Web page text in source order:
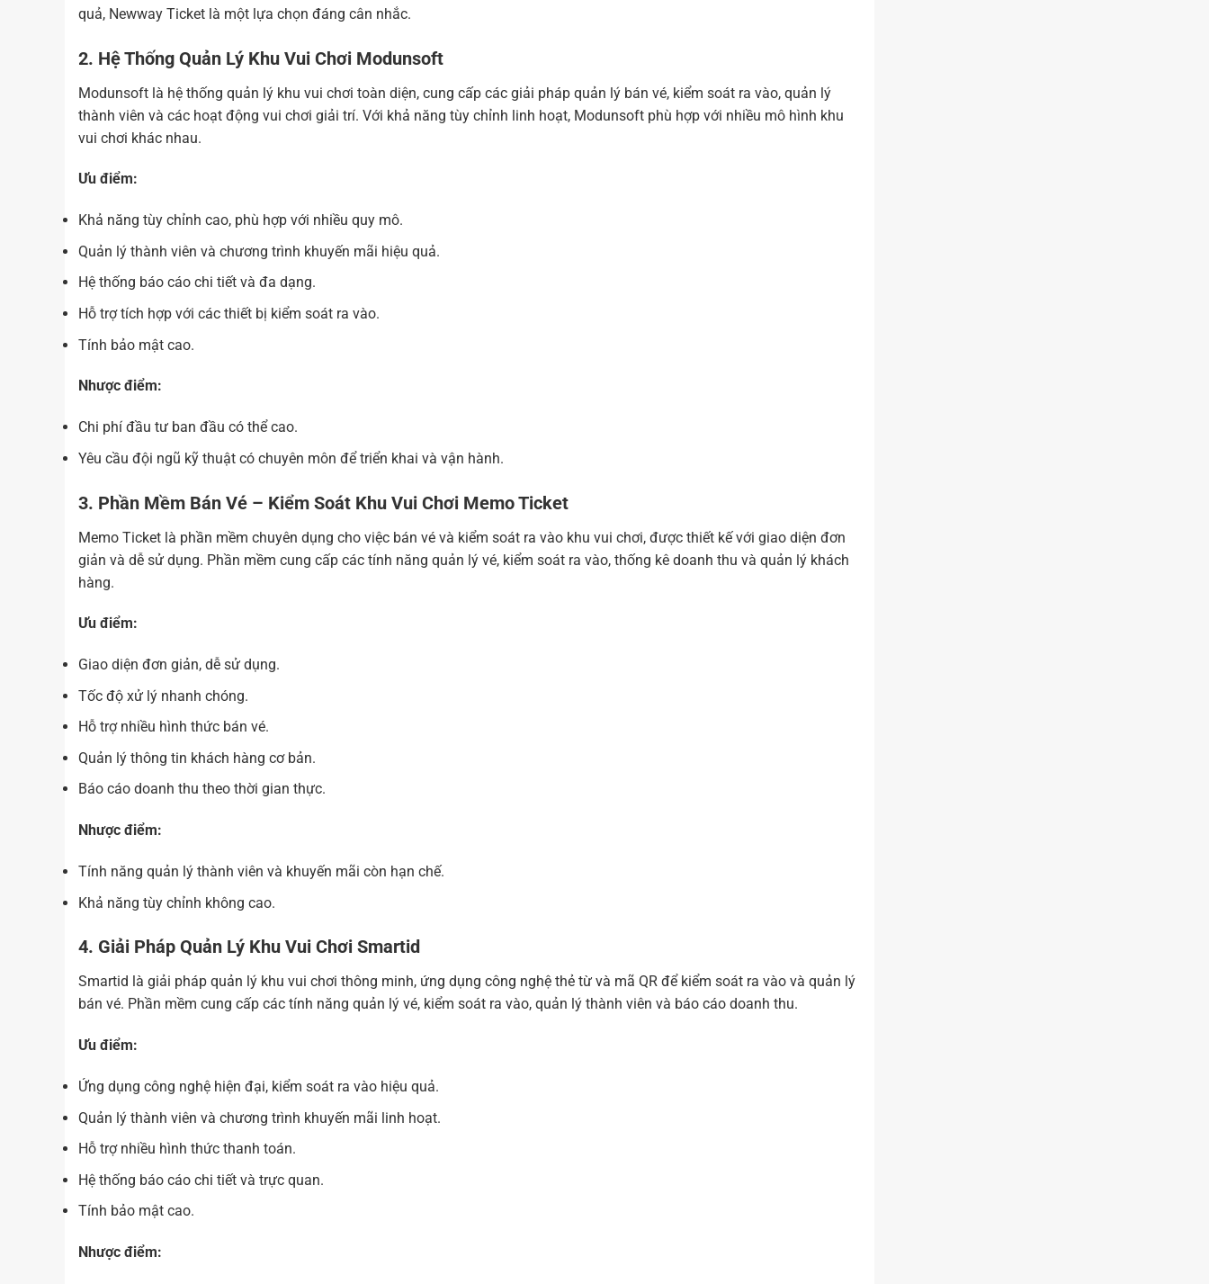
quả, Newway Ticket là một lựa chọn đáng cân nhắc.
2. Hệ Thống Quản Lý Khu Vui Chơi Modunsoft
Modunsoft là hệ thống quản lý khu vui chơi toàn diện, cung cấp các giải pháp quản lý bán vé, kiểm soát ra vào, quản lý
thành viên và các hoạt động vui chơi giải trí. Với khả năng tùy chỉnh linh hoạt, Modunsoft phù hợp với nhiều mô hình khu
vui chơi khác nhau.
Ưu điểm:
Khả năng tùy chỉnh cao, phù hợp với nhiều quy mô.
Quản lý thành viên và chương trình khuyến mãi hiệu quả.
Hệ thống báo cáo chi tiết và đa dạng.
Hỗ trợ tích hợp với các thiết bị kiểm soát ra vào.
Tính bảo mật cao.
Nhược điểm:
Chi phí đầu tư ban đầu có thể cao.
Yêu cầu đội ngũ kỹ thuật có chuyên môn để triển khai và vận hành.
3. Phần Mềm Bán Vé – Kiểm Soát Khu Vui Chơi Memo Ticket
Memo Ticket là phần mềm chuyên dụng cho việc bán vé và kiểm soát ra vào khu vui chơi, được thiết kế với giao diện đơn
giản và dễ sử dụng. Phần mềm cung cấp các tính năng quản lý vé, kiểm soát ra vào, thống kê doanh thu và quản lý khách
hàng.
Ưu điểm:
Giao diện đơn giản, dễ sử dụng.
Tốc độ xử lý nhanh chóng.
Hỗ trợ nhiều hình thức bán vé.
Quản lý thông tin khách hàng cơ bản.
Báo cáo doanh thu theo thời gian thực.
Nhược điểm:
Tính năng quản lý thành viên và khuyến mãi còn hạn chế.
Khả năng tùy chỉnh không cao.
4. Giải Pháp Quản Lý Khu Vui Chơi Smartid
Smartid là giải pháp quản lý khu vui chơi thông minh, ứng dụng công nghệ thẻ từ và mã QR để kiểm soát ra vào và quản lý
bán vé. Phần mềm cung cấp các tính năng quản lý vé, kiểm soát ra vào, quản lý thành viên và báo cáo doanh thu.
Ưu điểm:
Ứng dụng công nghệ hiện đại, kiểm soát ra vào hiệu quả.
Quản lý thành viên và chương trình khuyến mãi linh hoạt.
Hỗ trợ nhiều hình thức thanh toán.
Hệ thống báo cáo chi tiết và trực quan.
Tính bảo mật cao.
Nhược điểm: